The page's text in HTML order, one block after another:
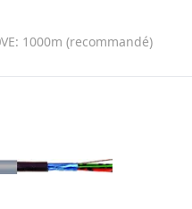
VE: 1000m (recommandé)